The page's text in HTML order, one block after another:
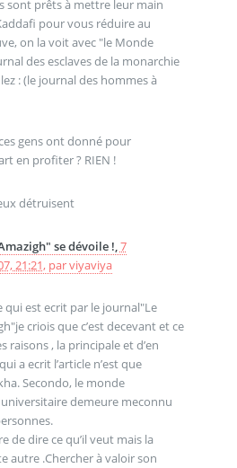
sont prêts à mettre leur main
pour vous réduire au
on la voit avec "le Monde
des esclaves de la monarchie
: (le journal des hommes à
gens ont donné pour
en profiter ? RIEN !
détruisent
se dévoile !, 7
21:21, parviyaviya
qui est ecrit par le journal"Le
criois que c’est decevant et ce
raisons , la principale et d’en
a ecrit l’article n’est que
Secondo, le monde
demeure meconnu
de dire ce qu’il veut mais la
autre .Chercher à valoir son